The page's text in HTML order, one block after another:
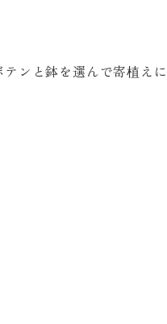
ンと鉢を選んで寄植え